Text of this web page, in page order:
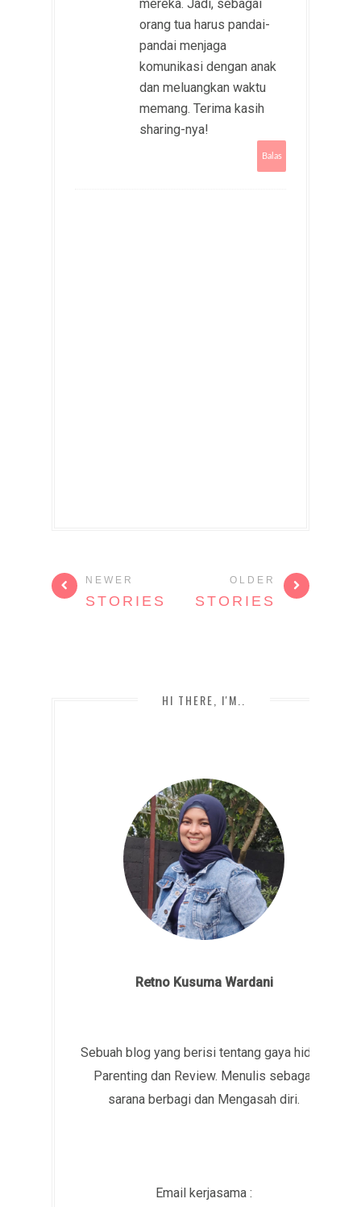
mereka. Jadi, sebagai
orang tua harus pandai-
pandai menjaga
komunikasi dengan anak
dan meluangkan waktu
memang. Terima kasih
sharing-nya!
Balas
NEWER
STORIES
OLDER
STORIES
HI THERE, I'M..
Retno Kusuma Wardani
Sebuah blog yang berisi tentang gaya hidup,
Parenting dan Review. Menulis sebagai
sarana berbagi dan Mengasah diri.
Email kerjasama :